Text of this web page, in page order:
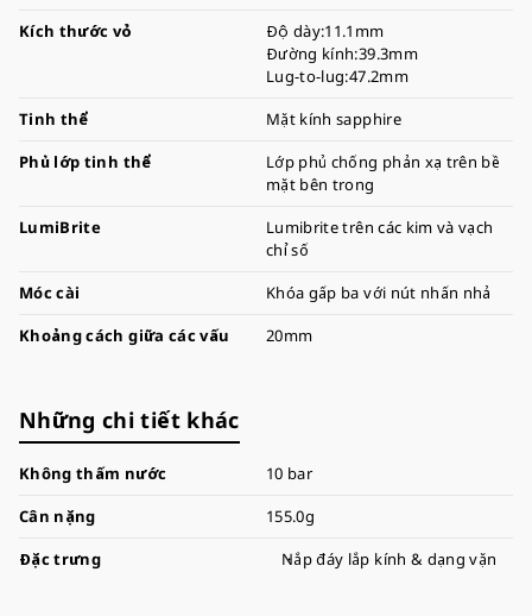
Kích thước vỏ
Độ dày:11.1mm
Đường kính:39.3mm
Lug-to-lug:47.2mm
Tinh thể
Mặt kính sapphire
Phủ lớp tinh thể
Lớp phủ chống phản xạ trên bề
mặt bên trong
LumiBrite
Lumibrite trên các kim và vạch
chỉ số
Móc cài
Khóa gấp ba với nút nhấn nhả
Khoảng cách giữa các vấu
20mm
Những chi tiết khác
Không thấm nước
10 bar
Cân nặng
155.0g
Đặc trưng
Nắp đáy lắp kính & dạng vặn